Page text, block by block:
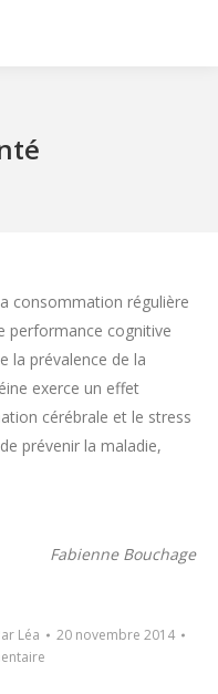
consommation régulière
performance cognitive
la prévalence de la
exerce un effet
cérébrale et le stress
prévenir la maladie,
Fabienne Bouchage
Léa
20 novembre 2014